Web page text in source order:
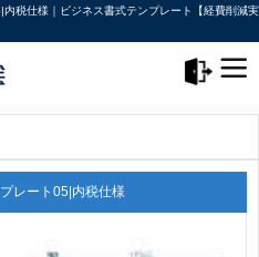
税仕様｜ビジネス書式テンプレート【経費削減実
レート05|内税仕様